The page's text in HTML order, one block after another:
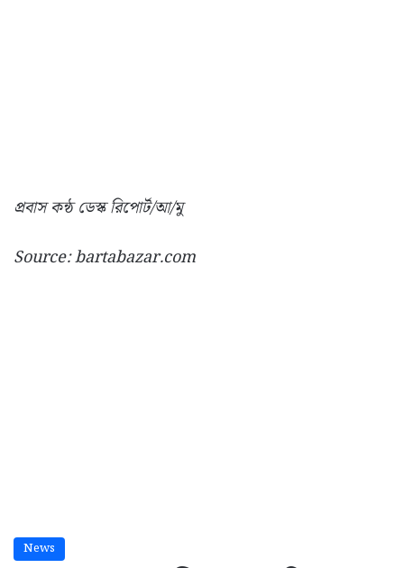
প্রবাস কন্ঠ ডেস্ক রিপোর্ট/আ/মু
Source: bartabazar.com